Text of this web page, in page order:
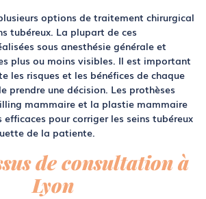
options de traitement chirurgical
tubéreux. La plupart de ces
sous anesthésie générale et
plus ou moins visibles. Il est important
les risques et les bénéfices de chaque
prendre une décision. Les prothèses
mammaire et la plastie mammaire
pour corriger les seins tubéreux
de la patiente.
de consultation à
Lyon